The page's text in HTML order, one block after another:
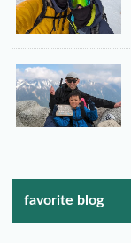
favorite blog